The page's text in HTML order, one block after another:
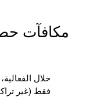
مكافآت
خلال
فقط (غير